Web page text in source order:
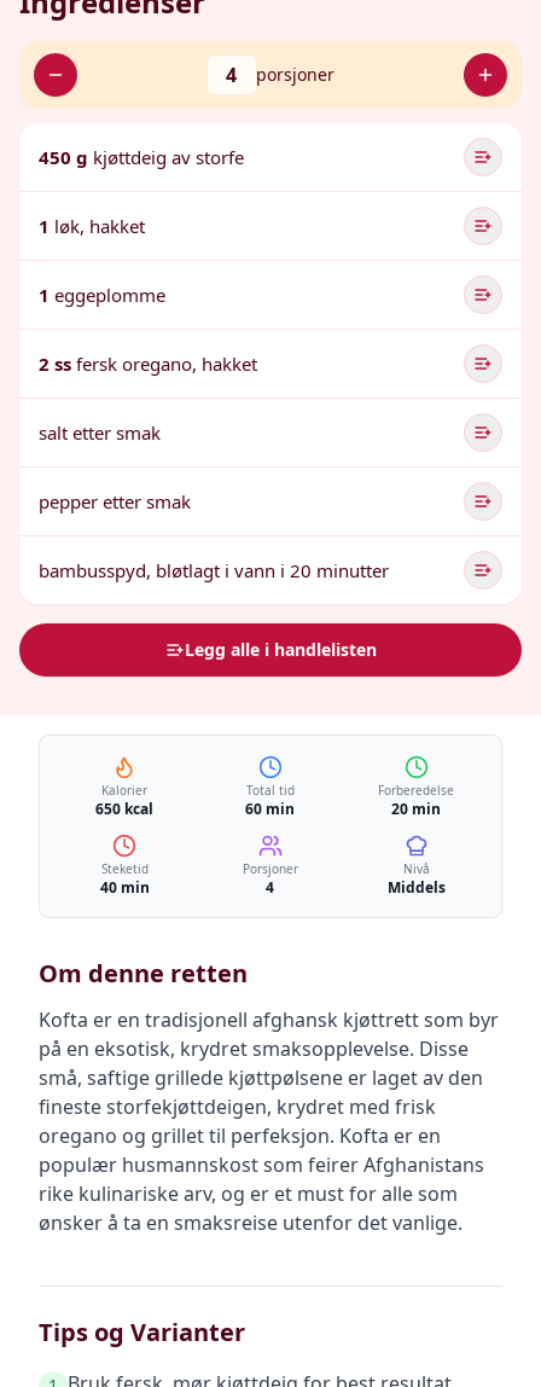
4 porsjoner
450 g kjøttdeig av storfe
1 løk, hakket
1 eggeplomme
2 ss fersk oregano, hakket
salt etter smak
pepper etter smak
bambusspyd, bløtlagt i vann i 20 minutter
Legg alle i handlelisten
Kalorier
650 kcal
Total tid
60 min
Forberedelse
20 min
Steketid
40 min
Porsjoner
4
Nivå
Middels
Om denne retten
Kofta er en tradisjonell afghansk kjøttrett som byr
på en eksotisk, krydret smaksopplevelse. Disse
små, saftige grillede kjøttpølsene er laget av den
fineste storfekjøttdeigen, krydret med frisk
oregano og grillet til perfeksjon. Kofta er en
populær husmannskost som feirer Afghanistans
rike kulinariske arv, og er et must for alle som
ønsker å ta en smaksreise utenfor det vanlige.
Tips og Varianter